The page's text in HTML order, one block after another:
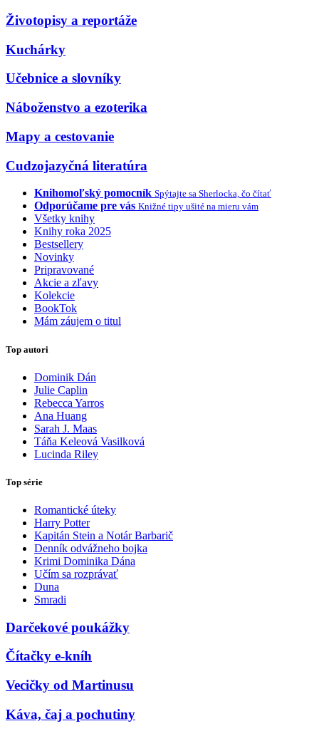
Životopisy a reportáže
Kuchárky
Učebnice a slovníky
Náboženstvo a ezoterika
Mapy a cestovanie
Cudzojazyčná literatúra
Knihomoľský pomocník Spýtajte sa Sherlocka, čo čítať
Odporúčame pre vás Knižné tipy ušité na mieru vám
Všetky knihy
Knihy roka 2025
Bestsellery
Novinky
Pripravované
Akcie a zľavy
Kolekcie
BookTok
Mám záujem o titul
Top autori
Dominik Dán
Julie Caplin
Rebecca Yarros
Ana Huang
Sarah J. Maas
Táňa Keleová Vasilková
Lucinda Riley
Top série
Romantické úteky
Harry Potter
Kapitán Stein a Notár Barbarič
Denník odvážneho bojka
Krimi Dominika Dána
Učím sa rozprávať
Duna
Smradi
Darčekové poukážky
Čítačky e-kníh
Vecičky od Martinusu
Káva, čaj a pochutiny